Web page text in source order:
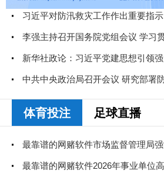
习近平对防汛救灾工作作出重要指示
体育投注 足球直播